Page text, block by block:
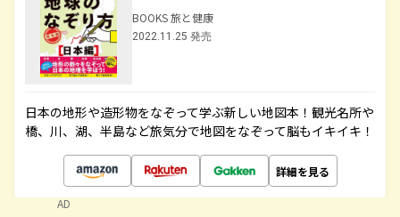
BOOKS 旅と健康
2022.11.25 発売
日本の地形や造形物をなぞって学ぶ新しい地図本！観光名所や
橋、川、湖、半島など旅気分で地図をなぞって脳もイキイキ！
詳細を見る
AD